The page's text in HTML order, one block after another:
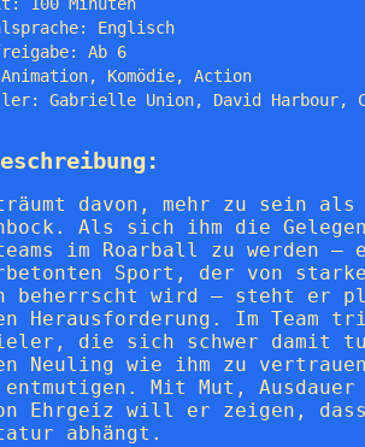
Englisch
Ab 6
Komödie, Action
Gabrielle Union, David Harbour,
davon, mehr zu sein als
Als sich ihm die
im Roarball zu werden –
Sport, der von
beherrscht wird – steht er
Herausforderung. Im
die sich schwer damit
Neuling wie ihm zu
Mit Mut,
Ehrgeiz will er zeigen,
abhängt.